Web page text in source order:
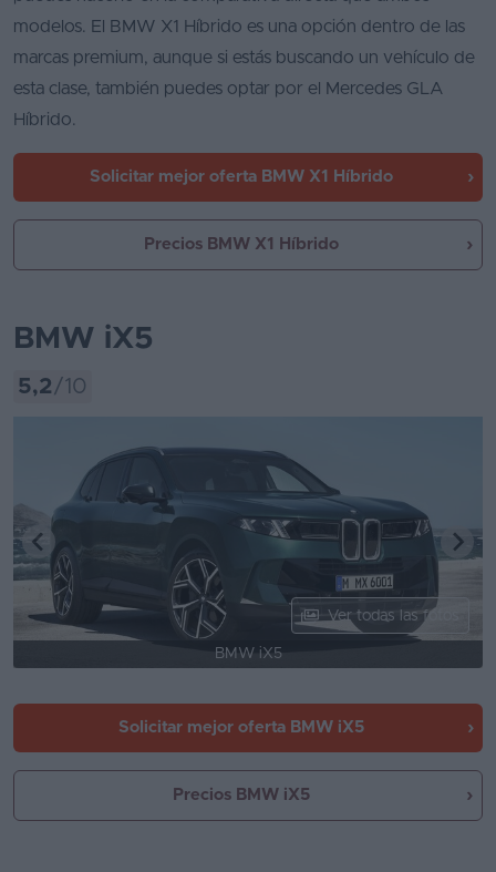
modelos. El BMW X1 Híbrido es una opción dentro de las
marcas premium, aunque si estás buscando un vehículo de
esta clase, también puedes optar por el Mercedes GLA
Híbrido.
Solicitar mejor oferta BMW X1 Híbrido
Precios BMW X1 Híbrido
BMW iX5
5,2 /10
Ver todas las fotos
BMW iX5
Solicitar mejor oferta BMW iX5
Precios BMW iX5